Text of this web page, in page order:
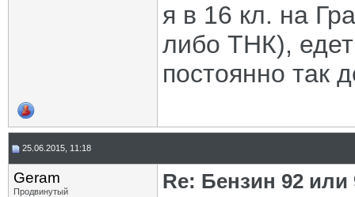
я в 16 кл. на
либо ТНК),
постоянно так
25.06.2015, 11:18
Geram
Продвинутый
Re: Бензин 92 или